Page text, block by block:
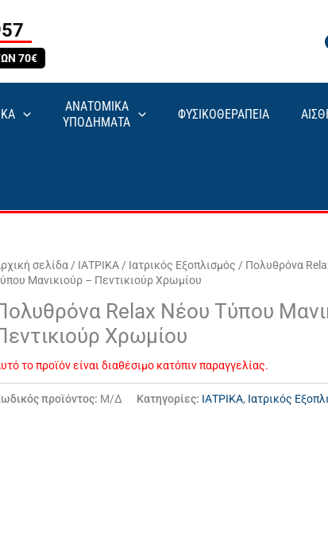
70€
ΑΝΑΤΟΜΙΚΑ
ΥΠΟΔΗΜΑΤΑ
ΦΥΣΙΚΟΘΕΡΑΠΕΙΑ
σελίδα / ΙΑΤΡΙΚΑ / Ιατρικός Εξοπλισμός / Πολυθρόνα
Μανικιούρ – Πεντικιούρ Χρωμίου
Relax Νέου Τύπου
Χρωμίου
το προϊόν είναι διαθέσιμο κατόπιν παραγγελίας.
προϊόντος: Μ/Δ Κατηγορίες: ΙΑΤΡΙΚΑ, Ιατρικός